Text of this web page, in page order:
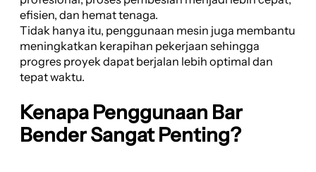
efisien, dan hemat tenaga.
Tidak hanya itu, penggunaan mesin juga membantu
meningkatkan kerapihan pekerjaan sehingga
progres proyek dapat berjalan lebih optimal dan
tepat waktu.
Kenapa Penggunaan Bar
Bender Sangat Penting?